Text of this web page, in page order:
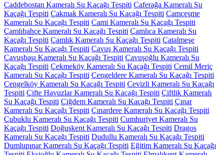
Caddebostan Kameralı Su Kaçağı Tespiti Caferağa Kameralı Su
Kaçağı Tespiti Çakmak Kameralı Su Kaçağı Tespiti Çamçeşme
Kameralı Su Kaçağı Tespiti Cami Kameralı Su Kaçağı Tespiti
Çamlıbahçe Kameralı Su Kaçağı Tespiti Çamlıca Kameralı Su
Kaçağı Tespiti Çamlık Kameralı Su Kaçağı Tespiti Çatalmeşe
Kameralı Su Kaçağı Tespiti Çavuş Kameralı Su Kaçağı Tespiti
Çavuşbaşı Kameralı Su Kaçağı Tespiti Çavuşoğlu Kameralı Su
Kaçağı Tespiti Çekmeköy Kameralı Su Kaçağı Tespiti Cemil Meriç
Kameralı Su Kaçağı Tespiti Çengeldere Kameralı Su Kaçağı Tespiti
Çengelköy Kameralı Su Kaçağı Tespiti Cevizli Kameralı Su Kaçağı
Tespiti Çifte Havuzlar Kameralı Su Kaçağı Tespiti Çiftlik Kameralı
Su Kaçağı Tespiti Çiğdem Kameralı Su Kaçağı Tespiti Çınar
Kameralı Su Kaçağı Tespiti Çınardere Kameralı Su Kaçağı Tespiti
Çubuklu Kameralı Su Kaçağı Tespiti Cumhuriyet Kameralı Su
Kaçağı Tespiti Doğuşkent Kameralı Su Kaçağı Tespiti Dragos
Kameralı Su Kaçağı Tespiti Dudullu Kameralı Su Kaçağı Tespiti
Dumlupınar Kameralı Su Kaçağı Tespiti Eğitim Kameralı Su Kaçağı